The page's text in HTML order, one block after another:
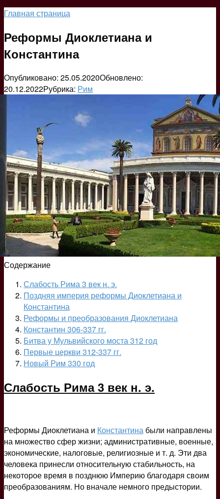
Главная страница
Реформы Диоклетиана и
Константина
Опубликовано: 25.05.2020Обновлено:
20.12.2022Рубрика: Рим
Содержание
Слабость Рима 3 век н. э.
Поздняя империя реформы Диоклетиана и
Константина
Реформы и преобразования Диоклетиана
Константин 306-337 гг.
Битва у Мульвийского моста 312 год
Первые церкви 312-337 гг.
Новый Рим 330 год
Слабость Рима 3 век н. э.
Реформы Диоклетиана и Константина были направлены
на множество сфер жизни; административные, военные,
экономические, налоговые, религиозные и т. д. Эти два
человека принесли относительную стабильность, на
некоторое время в позднюю Империю благодаря своим
преобразованиям. Но вначале немного предыстории.